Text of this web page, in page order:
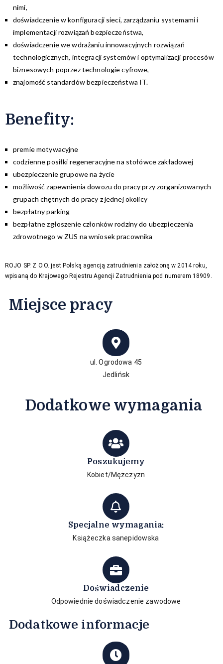
nimi,
doświadczenie w konfiguracji sieci, zarządzaniu systemami i
implementacji rozwiązań bezpieczeństwa,
doświadczenie we wdrażaniu innowacyjnych rozwiązań
technologicznych, integracji systemów i optymalizacji procesów
biznesowych poprzez technologie cyfrowe,
znajomość standardów bezpieczeństwa IT.
Benefity:
premie motywacyjne
codzienne posiłki regeneracyjne na stołówce zakładowej
ubezpieczenie grupowe na życie
możliwość zapewnienia dowozu do pracy przy zorganizowanych
grupach chętnych do pracy z jednej okolicy
bezpłatny parking
bezpłatne zgłoszenie członków rodziny do ubezpieczenia
zdrowotnego w ZUS na wniosek pracownika
ROJO SP. Z O.O. jest Polską agencją zatrudnienia założoną w 2014 roku,
wpisaną do Krajowego Rejestru Agencji Zatrudnienia pod numerem 18909.
Miejsce pracy
ul. Ogrodowa 45
Jedlińsk
Dodatkowe wymagania
Poszukujemy
Kobiet/Mężczyzn
Specjalne wymagania:
Książeczka sanepidowska
Doświadczenie
Odpowiednie doświadczenie zawodowe
Dodatkowe informacje